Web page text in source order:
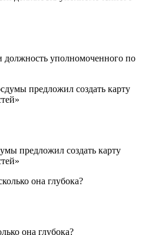
уполномоченного по
предложил создать карту
она глубока?